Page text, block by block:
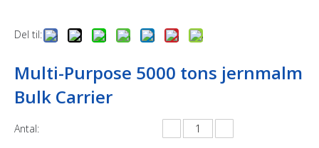
Del til:
Multi-Purpose 5000 tons jernmalm
Bulk Carrier
Antal: